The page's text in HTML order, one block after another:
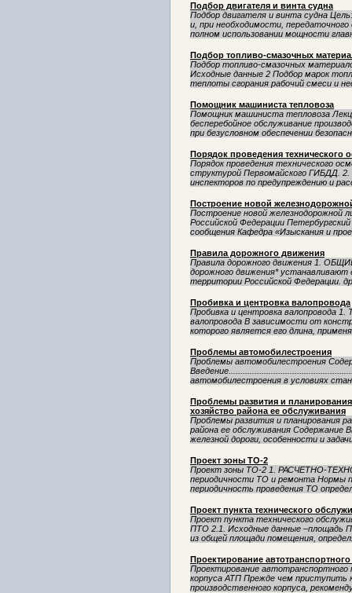
Подбор двигателя и винта судна
Подбор двигателя и винта судна
и, при необходимости,
полном использовании мощности
Подбор топливо-смазочных
Подбор топливо-смазочных
Исходные данные 2 Подбор марок
теплоты сгорания рабочий смеси и
Помощник машиниста тепловоза
Помощник машиниста тепловоза
бесперебойное обслуживание
при безусловном обеспечении
Порядок проведения технического
Порядок проведения технического
структурой Первомайского ГИБДД.
инспекторов по предупреждению и
Построение новой
Построение новой железнодорожной
Российской Федерации
сообщения Кафедра «Изыскания и
Правила дорожного движения
Правила дорожного движения 1.
дорожного движения* устанавливают
территории Российской Федерации.
Пробивка и центровка валопровода
Пробивка и центровка валопровода 1.
валопровода В зависимости от
которого является его длина,
Проблемы автомобилестроения
Проблемы автомобилестроения
автомобилестроения в условиях
Проблемы развития и
хозяйство района ее обслуживания
Проблемы развития и планирования
района ее обслуживания Содержание
железной дороги, особенности и
Проект зоны ТО-2
Проект зоны ТО-2 1. РАСЧЕТНО-
периодичности ТО и ремонта Нормы
периодичность проведения ТО
Проект пункта технического
Проект пункта технического
ПТО 2.1. Исходные данные –площадь
из общей площади помещения,
Проектирование
Проектирование автотранспортного
корпуса АТП Прежде чем приступить
производственного корпуса,